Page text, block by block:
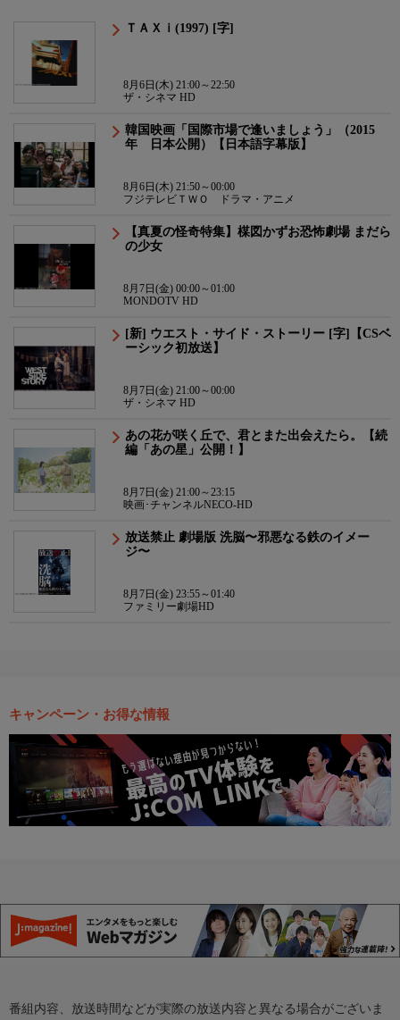
ＴＡＸｉ(1997) [字]
8月6日(木) 21:00～22:50
ザ・シネマ HD
韓国映画「国際市場で逢いましょう」（2015
年 日本公開）【日本語字幕版】
8月6日(木) 21:50～00:00
フジテレビＴＷＯ ドラマ・アニメ
【真夏の怪奇特集】楳図かずお恐怖劇場 まだら
の少女
8月7日(金) 00:00～01:00
MONDOTV HD
[新] ウエスト・サイド・ストーリー [字]【CSベ
ーシック初放送】
8月7日(金) 21:00～00:00
ザ・シネマ HD
あの花が咲く丘で、君とまた出会えたら。【続
編「あの星」公開！】
8月7日(金) 21:00～23:15
映画･チャンネルNECO-HD
放送禁止 劇場版 洗脳〜邪悪なる鉄のイメー
ジ〜
8月7日(金) 23:55～01:40
ファミリー劇場HD
キャンペーン・お得な情報
番組内容、放送時間などが実際の放送内容と異なる場合がございま